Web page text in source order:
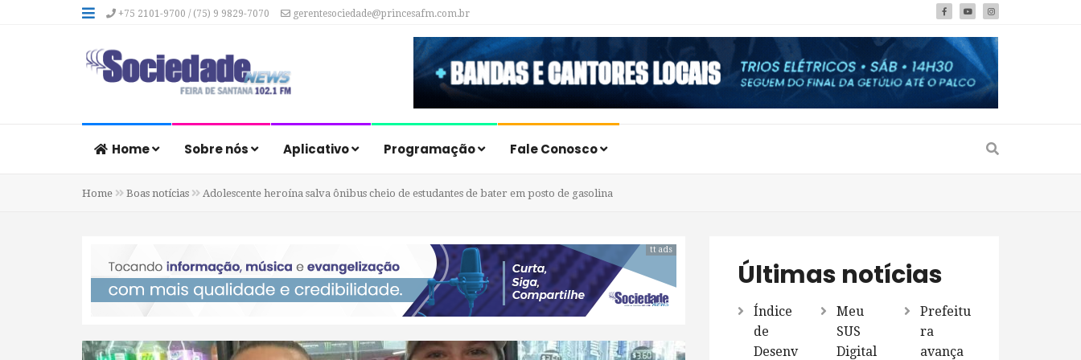
+75 2101-9700 / (75) 9 9829-7070 gerentesociedade@princesafm.com.br
Home Sobre nós Aplicativo Programação Fale Conosco
Home Boas notícias Adolescente heroína salva ônibus cheio de estudantes de bater em posto de gasolina
tt ads
Últimas notícias
Índice
de
Desenv
Meu
SUS
Digital
Prefeitu
ra
avança